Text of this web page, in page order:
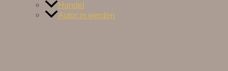
Handel
Autor:in werden